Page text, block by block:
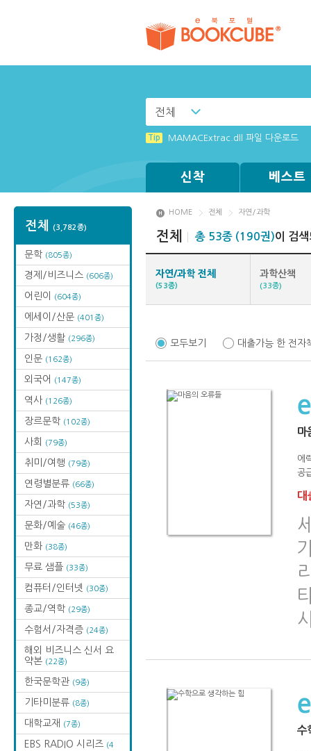
전체
Tip MAMACExtrac.dll 파일 다운로드
신착 베스트
전체 (3,782종)
문학 (805종)
경제/비즈니스 (606종)
어린이 (604종)
에세이/산문 (401종)
가정/생활 (296종)
인문 (162종)
외국어 (147종)
역사 (126종)
장르문학 (102종)
사회 (79종)
취미/여행 (79종)
연령별분류 (66종)
자연/과학 (53종)
문화/예술 (46종)
만화 (38종)
무료 샘플 (33종)
컴퓨터/인터넷 (30종)
종교/역학 (29종)
수험서/자격증 (24종)
해외 비즈니스 신서 요
약본 (22종)
한국문학관 (9종)
기타미분류 (8종)
대학교재 (7종)
EBS RADIO 시리즈 (4
HOME 전체 자연/과학
전체 총 53종 (190권)이 검
자연/과학 전체
(53종)
과학산책
(33종)
모두보기 대출가능 한 전자
마
에
공
대
수